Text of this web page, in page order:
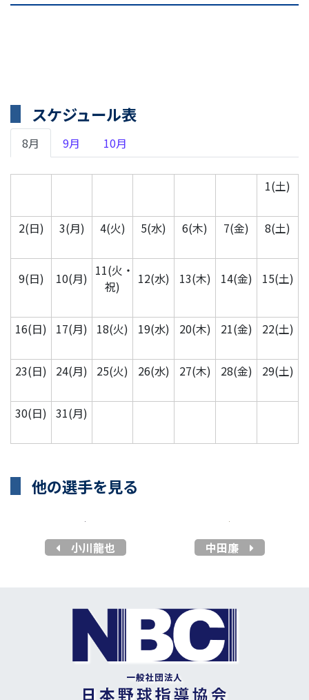
スケジュール表
8月 9月 10月
1(土)
2(日) 3(月) 4(火) 5(水) 6(木) 7(金) 8(土)
9(日) 10(月) 11(火・
祝)
12(水) 13(木) 14(金) 15(土)
16(日) 17(月) 18(火) 19(水) 20(木) 21(金) 22(土)
23(日) 24(月) 25(火) 26(水) 27(木) 28(金) 29(土)
30(日) 31(月)
他の選手を見る
小川龍也 中田廉